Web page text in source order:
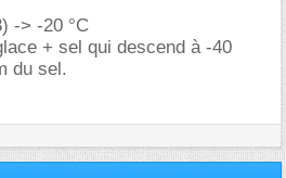
-> -20 °C
+ sel qui descend à -40
du sel.